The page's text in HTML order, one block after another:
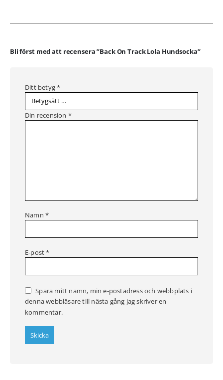
Bli först med att recensera ”Back On Track Lola Hundsocka”
Ditt betyg*
Din recension *
Namn *
E-post*
Spara mitt namn, min e-postadress och webbplats i
denna webbläsare till nästa gång jag skriver en
kommentar.